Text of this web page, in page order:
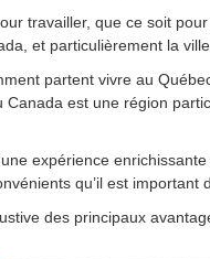
travailler, que ce soit
et particulièrement la
partent vivre au
Canada est une région
expérience
qu’il est important
des principaux